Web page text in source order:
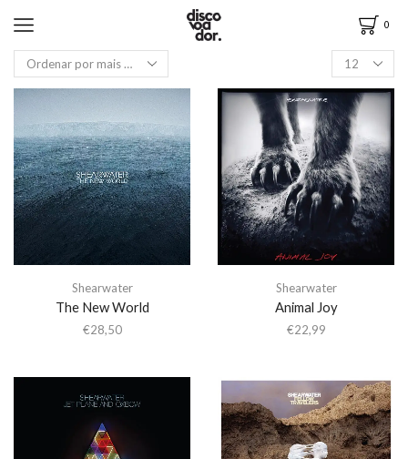
0
Shearwater
The New World
€28,50
Shearwater
Animal Joy
€22,99